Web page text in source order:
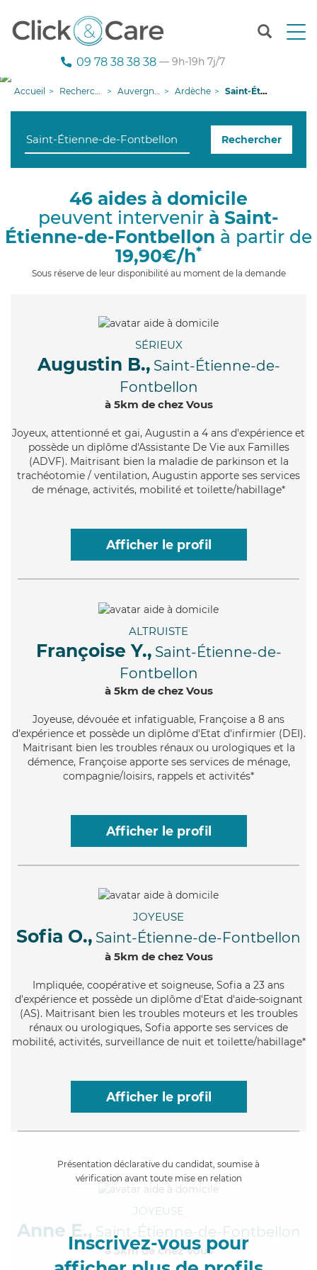
T
n
g
o
n
09 78 38 38 38 — 9h-19h 7j/7
Accueil Recherche aide à domicile Auvergne-Rhône-Alpes Ardèche Saint-Étienne-de-Fontbellon
Rechercher
46 aides à domicile
peuvent intervenir à Saint-
Étienne-de-Fontbellon à partir de
19,90€/h*
Sous réserve de leur disponibilité au moment de la demande
SÉRIEUX
Augustin B., Saint-Étienne-de-
Fontbellon
à 5km de chez Vous
Joyeux, attentionné et gai, Augustin a 4 ans d'expérience et
possède un diplôme d'Assistante De Vie aux Familles
(ADVF). Maitrisant bien la maladie de parkinson et la
trachéotomie / ventilation, Augustin apporte ses services
de ménage, activités, mobilité et toilette/habillage*
Afficher le profil
ALTRUISTE
Françoise Y., Saint-Étienne-de-
Fontbellon
à 5km de chez Vous
Joyeuse, dévouée et infatiguable, Françoise a 8 ans
d'expérience et possède un diplôme d'Etat d'infirmier (DEI).
Maitrisant bien les troubles rénaux ou urologiques et la
démence, Françoise apporte ses services de ménage,
compagnie/loisirs, rappels et activités*
Afficher le profil
JOYEUSE
Sofia O., Saint-Étienne-de-Fontbellon
à 5km de chez Vous
Impliquée, coopérative et soigneuse, Sofia a 23 ans
d'expérience et possède un diplôme d'Etat d'aide-soignant
(AS). Maitrisant bien les troubles moteurs et les troubles
rénaux ou urologiques, Sofia apporte ses services de
mobilité, activités, surveillance de nuit et toilette/habillage*
Afficher le profil
Présentation déclarative du candidat, soumise à
vérification avant toute mise en relation
Inscrivez-vous pour
JOYEUSE
Anne E., Saint-Étienne-de-Fontbellon
à 5km de chez Vous